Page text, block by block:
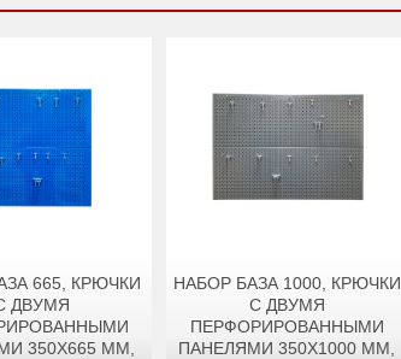
665, КРЮЧКИ
ДВУМЯ
350Х665 ММ,
НАБОР БАЗА 1000, КРЮЧКИ
С ДВУМЯ
ПЕРФОРИРОВАННЫМИ
ПАНЕЛЯМИ 350Х1000 ММ,